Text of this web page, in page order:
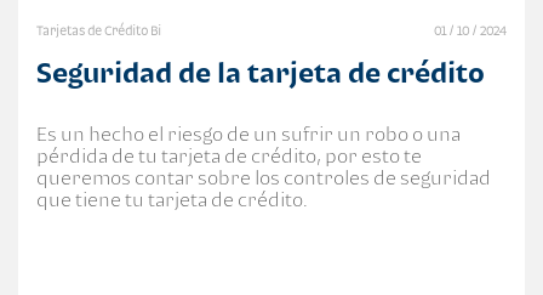
Tarjetas de Crédito Bi 01 / 10 / 2024
Seguridad de la tarjeta de crédito
Es un hecho el riesgo de un sufrir un robo o una
pérdida de tu tarjeta de crédito, por esto te
queremos contar sobre los controles de seguridad
que tiene tu tarjeta de crédito.